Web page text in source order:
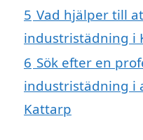
5 Vad hjälper till
industristädning i
6 Sök efter en
industristädning i
Kattarp